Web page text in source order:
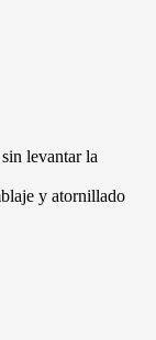
levantar la
y atornillado